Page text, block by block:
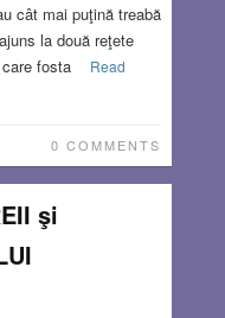
cât mai puţină treabă
la două reţete
fosta
Read
0 COMMENTS
şi